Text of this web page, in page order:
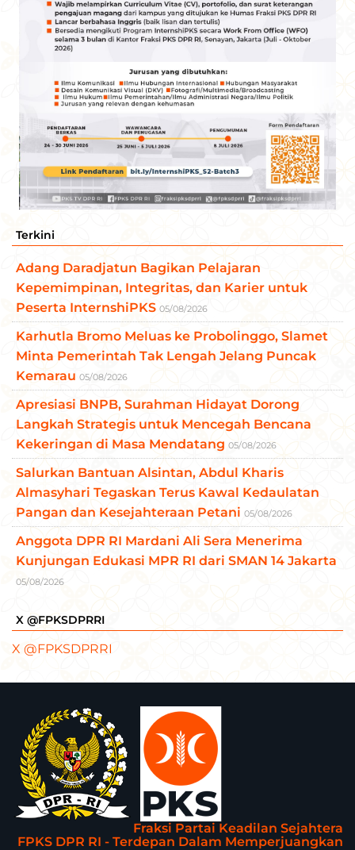
Terkini
Adang Daradjatun Bagikan Pelajaran
Kepemimpinan, Integritas, dan Karier untuk
Peserta InternshiPKS 05/08/2026
Karhutla Bromo Meluas ke Probolinggo, Slamet
Minta Pemerintah Tak Lengah Jelang Puncak
Kemarau 05/08/2026
Apresiasi BNPB, Surahman Hidayat Dorong
Langkah Strategis untuk Mencegah Bencana
Kekeringan di Masa Mendatang 05/08/2026
Salurkan Bantuan Alsintan, Abdul Kharis
Almasyhari Tegaskan Terus Kawal Kedaulatan
Pangan dan Kesejahteraan Petani 05/08/2026
Anggota DPR RI Mardani Ali Sera Menerima
Kunjungan Edukasi MPR RI dari SMAN 14 Jakarta
05/08/2026
X @FPKSDPRRI
X @FPKSDPRRI
Fraksi Partai Keadilan Sejahtera
FPKS DPR RI - Terdepan Dalam Memperjuangkan